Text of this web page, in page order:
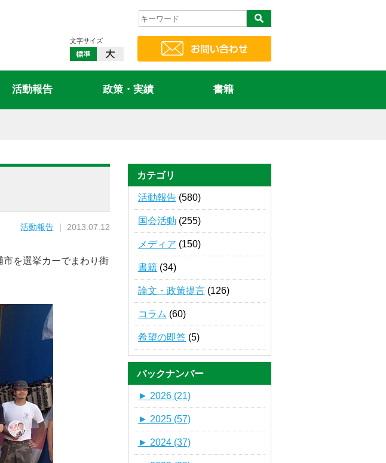
文字サイズ
活動報告 政策・実績 書籍
活動報告 ｜ 2013.07.12
市を選挙カーでまわり街
カテゴリ
活動報告 (580)
国会活動 (255)
メディア (150)
書籍 (34)
論文・政策提言 (126)
コラム (60)
希望の即答 (5)
バックナンバー
► 2026 (21)
► 2025 (57)
► 2024 (37)